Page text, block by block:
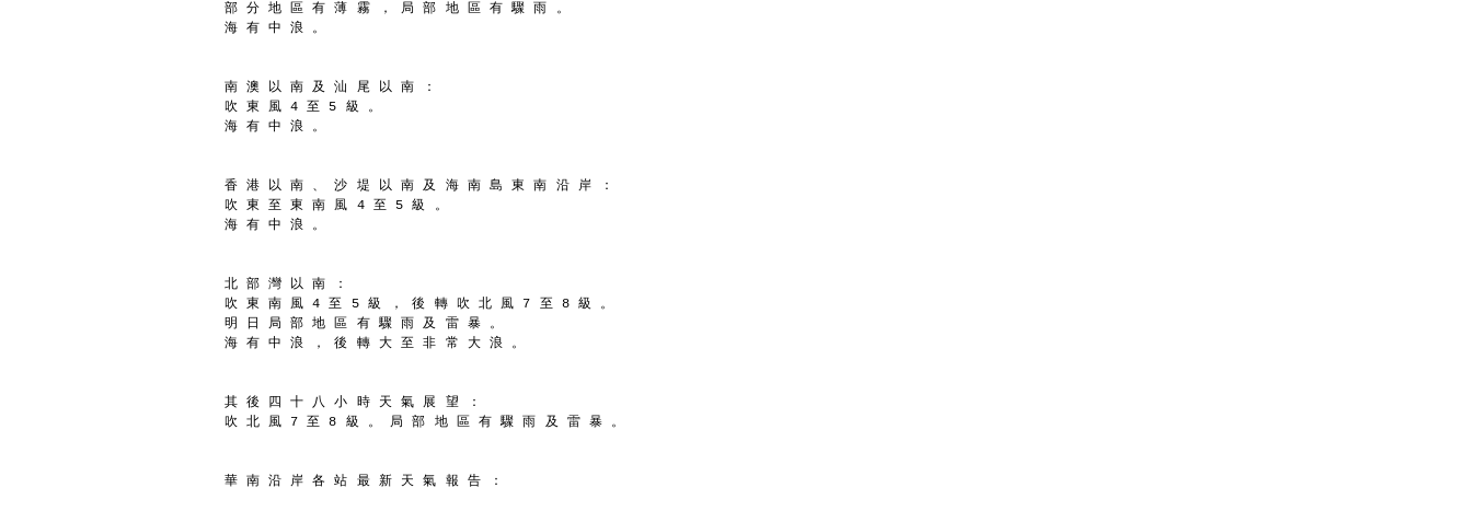
部 分 地 區 有 薄 霧 ， 局 部 地 區 有 驟 雨 。
海 有 中 浪 。
南 澳 以 南 及 汕 尾 以 南 ：
吹 東 風 4 至 5 級 。
海 有 中 浪 。
香 港 以 南 、 沙 堤 以 南 及 海 南 島 東 南 沿 岸 ：
吹 東 至 東 南 風 4 至 5 級 。
海 有 中 浪 。
北 部 灣 以 南 ：
吹 東 南 風 4 至 5 級 ， 後 轉 吹 北 風 7 至 8 級 。
明 日 局 部 地 區 有 驟 雨 及 雷 暴 。
海 有 中 浪 ， 後 轉 大 至 非 常 大 浪 。
其 後 四 十 八 小 時 天 氣 展 望 ：
吹 北 風 7 至 8 級 。 局 部 地 區 有 驟 雨 及 雷 暴 。
華 南 沿 岸 各 站 最 新 天 氣 報 告 ：